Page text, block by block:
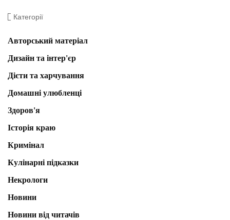
Категорії
Авторський матеріал
Дизайн та інтер'єр
Дієти та харчування
Домашні улюбленці
Здоров'я
Історія краю
Кримінал
Кулінарні підказки
Некрологи
Новини
Новини від читачів